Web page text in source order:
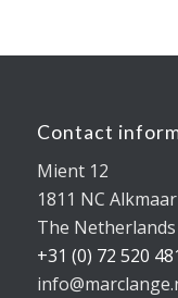
Contact
Mient 12
1811 NC Alkmaar
The Netherlands
+31 (0) 72 520